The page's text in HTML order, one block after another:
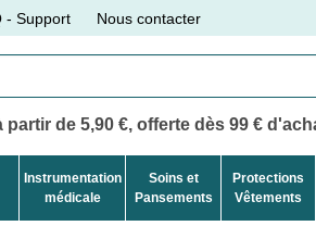
- Support Nous contacter
partir de 5,90 €, offerte dès 99 €
Instrumentation
médicale
Soins et
Pansements
Protections
Vêtements